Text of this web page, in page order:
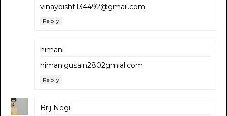
vinaybisht134492@gmail.com
Reply
himani
himanigusain2802gmial.com
Reply
Brij Negi